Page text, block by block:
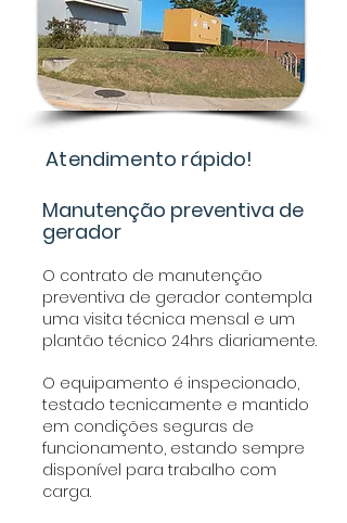
Atendimento rápido!
Manutenção preventiva de
gerador
O contrato de manutenção
preventiva de gerador contempla
uma visita técnica mensal e um
plantão técnico 24hrs diariamente.
O equipamento é inspecionado,
testado tecnicamente e mantido
em condições seguras de
funcionamento, estando sempre
disponível para trabalho com
carga.